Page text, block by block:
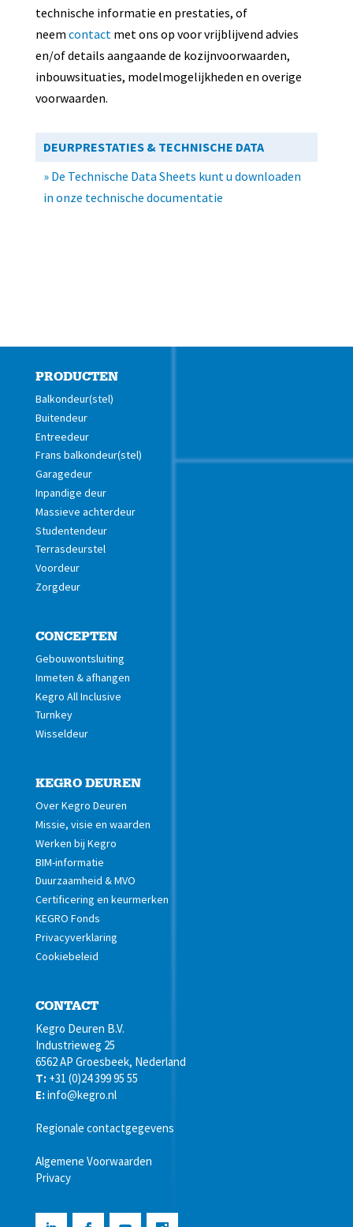
technische informatie en prestaties, of
neem contactmet ons op voor vrijblijvend advies
en/of details aangaande de kozijnvoorwaarden,
inbouwsituaties, modelmogelijkheden en overige
voorwaarden.
DEURPRESTATIES & TECHNISCHE DATA
» De Technische Data Sheets kunt u downloaden
in onze technische documentatie
PRODUCTEN
Balkondeur(stel)
Buitendeur
Entreedeur
Frans balkondeur(stel)
Garagedeur
Inpandige deur
Massieve achterdeur
Studentendeur
Terrasdeurstel
Voordeur
Zorgdeur
CONCEPTEN
Gebouwontsluiting
Inmeten & afhangen
Kegro All Inclusive
Turnkey
Wisseldeur
KEGRO DEUREN
Over Kegro Deuren
Missie, visie en waarden
Werken bij Kegro
BIM-informatie
Duurzaamheid & MVO
Certificering en keurmerken
KEGRO Fonds
Privacyverklaring
Cookiebeleid
CONTACT
Kegro Deuren B.V.
Industrieweg 25
6562 AP Groesbeek, Nederland
T: +31 (0)24 399 95 55
E:info@kegro.nl
Regionale contactgegevens
Algemene Voorwaarden
Privacy